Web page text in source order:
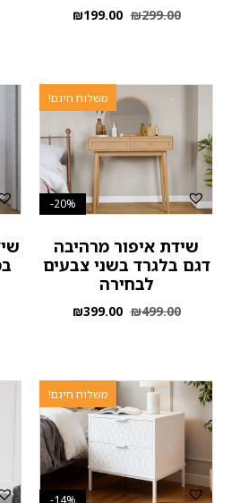
₪299.00
₪199.00
משלוח חינם!
20%-
שידת איפור מרהיבה
דגם בלגרד בשני צבעים
לבחירה
₪499.00
₪399.00
משלוח חינם!
14%-